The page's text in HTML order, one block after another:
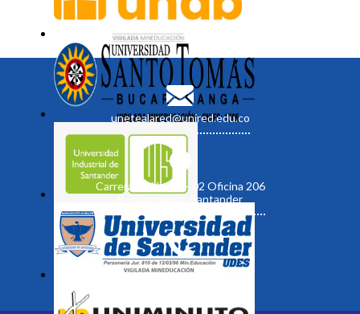
unetealared@unired.edu.co
Carrera 19 No. 35 - 02 Oficina 206
Bucaramanga, Santander